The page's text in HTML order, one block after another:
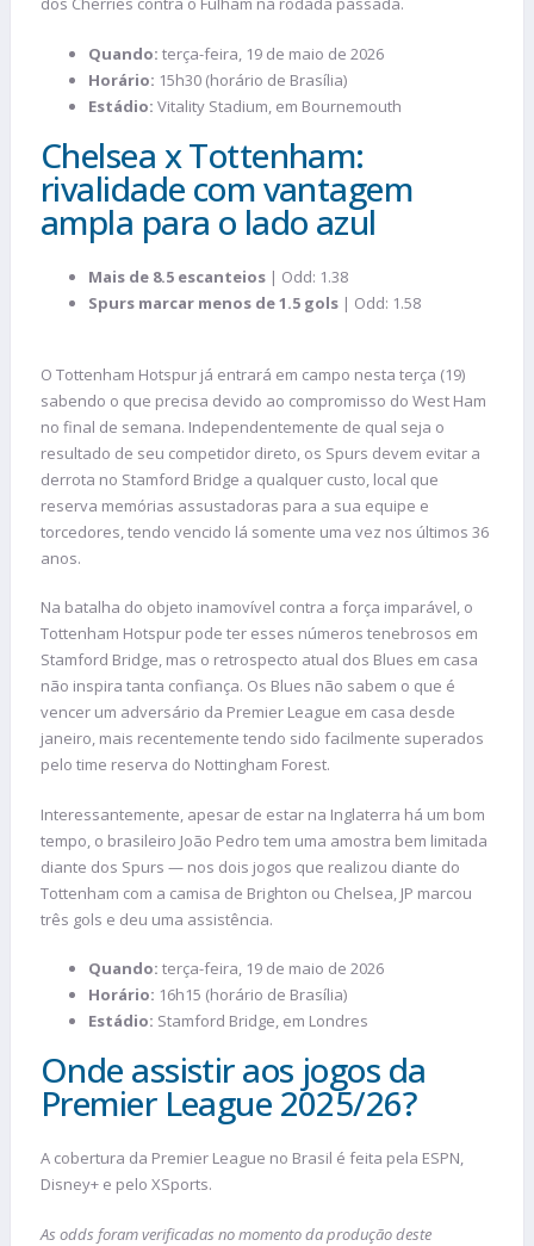
Quando: terça-feira, 19 de maio de 2026
Horário: 15h30 (horário de Brasília)
Estádio: Vitality Stadium, em Bournemouth
Chelsea x Tottenham:
rivalidade com vantagem
ampla para o lado azul
Mais de 8.5 escanteios | Odd: 1.38
Spurs marcar menos de 1.5 gols | Odd: 1.58
O Tottenham Hotspur já entrará em campo nesta terça (19)
sabendo o que precisa devido ao compromisso do West Ham
no final de semana. Independentemente de qual seja o
resultado de seu competidor direto, os Spurs devem evitar a
derrota no Stamford Bridge a qualquer custo, local que
reserva memórias assustadoras para a sua equipe e
torcedores, tendo vencido lá somente uma vez nos últimos 36
anos.
Na batalha do objeto inamovível contra a força imparável, o
Tottenham Hotspur pode ter esses números tenebrosos em
Stamford Bridge, mas o retrospecto atual dos Blues em casa
não inspira tanta confiança. Os Blues não sabem o que é
vencer um adversário da Premier League em casa desde
janeiro, mais recentemente tendo sido facilmente superados
pelo time reserva do Nottingham Forest.
Interessantemente, apesar de estar na Inglaterra há um bom
tempo, o brasileiro João Pedro tem uma amostra bem limitada
diante dos Spurs — nos dois jogos que realizou diante do
Tottenham com a camisa de Brighton ou Chelsea, JP marcou
três gols e deu uma assistência.
Quando: terça-feira, 19 de maio de 2026
Horário: 16h15 (horário de Brasília)
Estádio: Stamford Bridge, em Londres
Onde assistir aos jogos da
Premier League 2025/26?
A cobertura da Premier League no Brasil é feita pela ESPN,
Disney+ e pelo XSports.
As odds foram verificadas no momento da produção deste